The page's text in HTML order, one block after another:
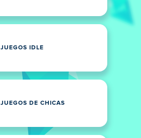
JUEGOS IDLE
JUEGOS DE CHICAS